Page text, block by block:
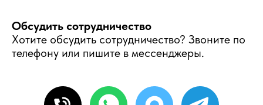
Обсудить сотрудничество
Хотите обсудить сотрудничество? Звоните по
телефону или пишите в мессенджеры.